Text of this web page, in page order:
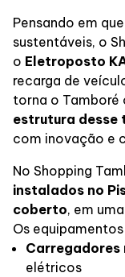
Eventos
Lojas e
Lojas
Alimentação
Programa de
Pensando em
sustentáveis, o
o Eletroposto
recarga de
torna o Tamboré
estrutura desse
com inovação e
No Shopping
instalados no
coberto, em
Os
Carregadores
elétricos